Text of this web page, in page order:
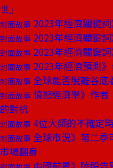
世」
封面故事 2023年經濟關鍵
封面故事 2023年經濟關鍵
封面故事 2023年經濟關鍵
封面故事 2023年經濟預測
封面故事 全球能否脫離谷底
封面故事 憤怒經濟學》作
的對抗
封面故事 4位大師的不確定
封面故事 全球市況》第二
市場翻身